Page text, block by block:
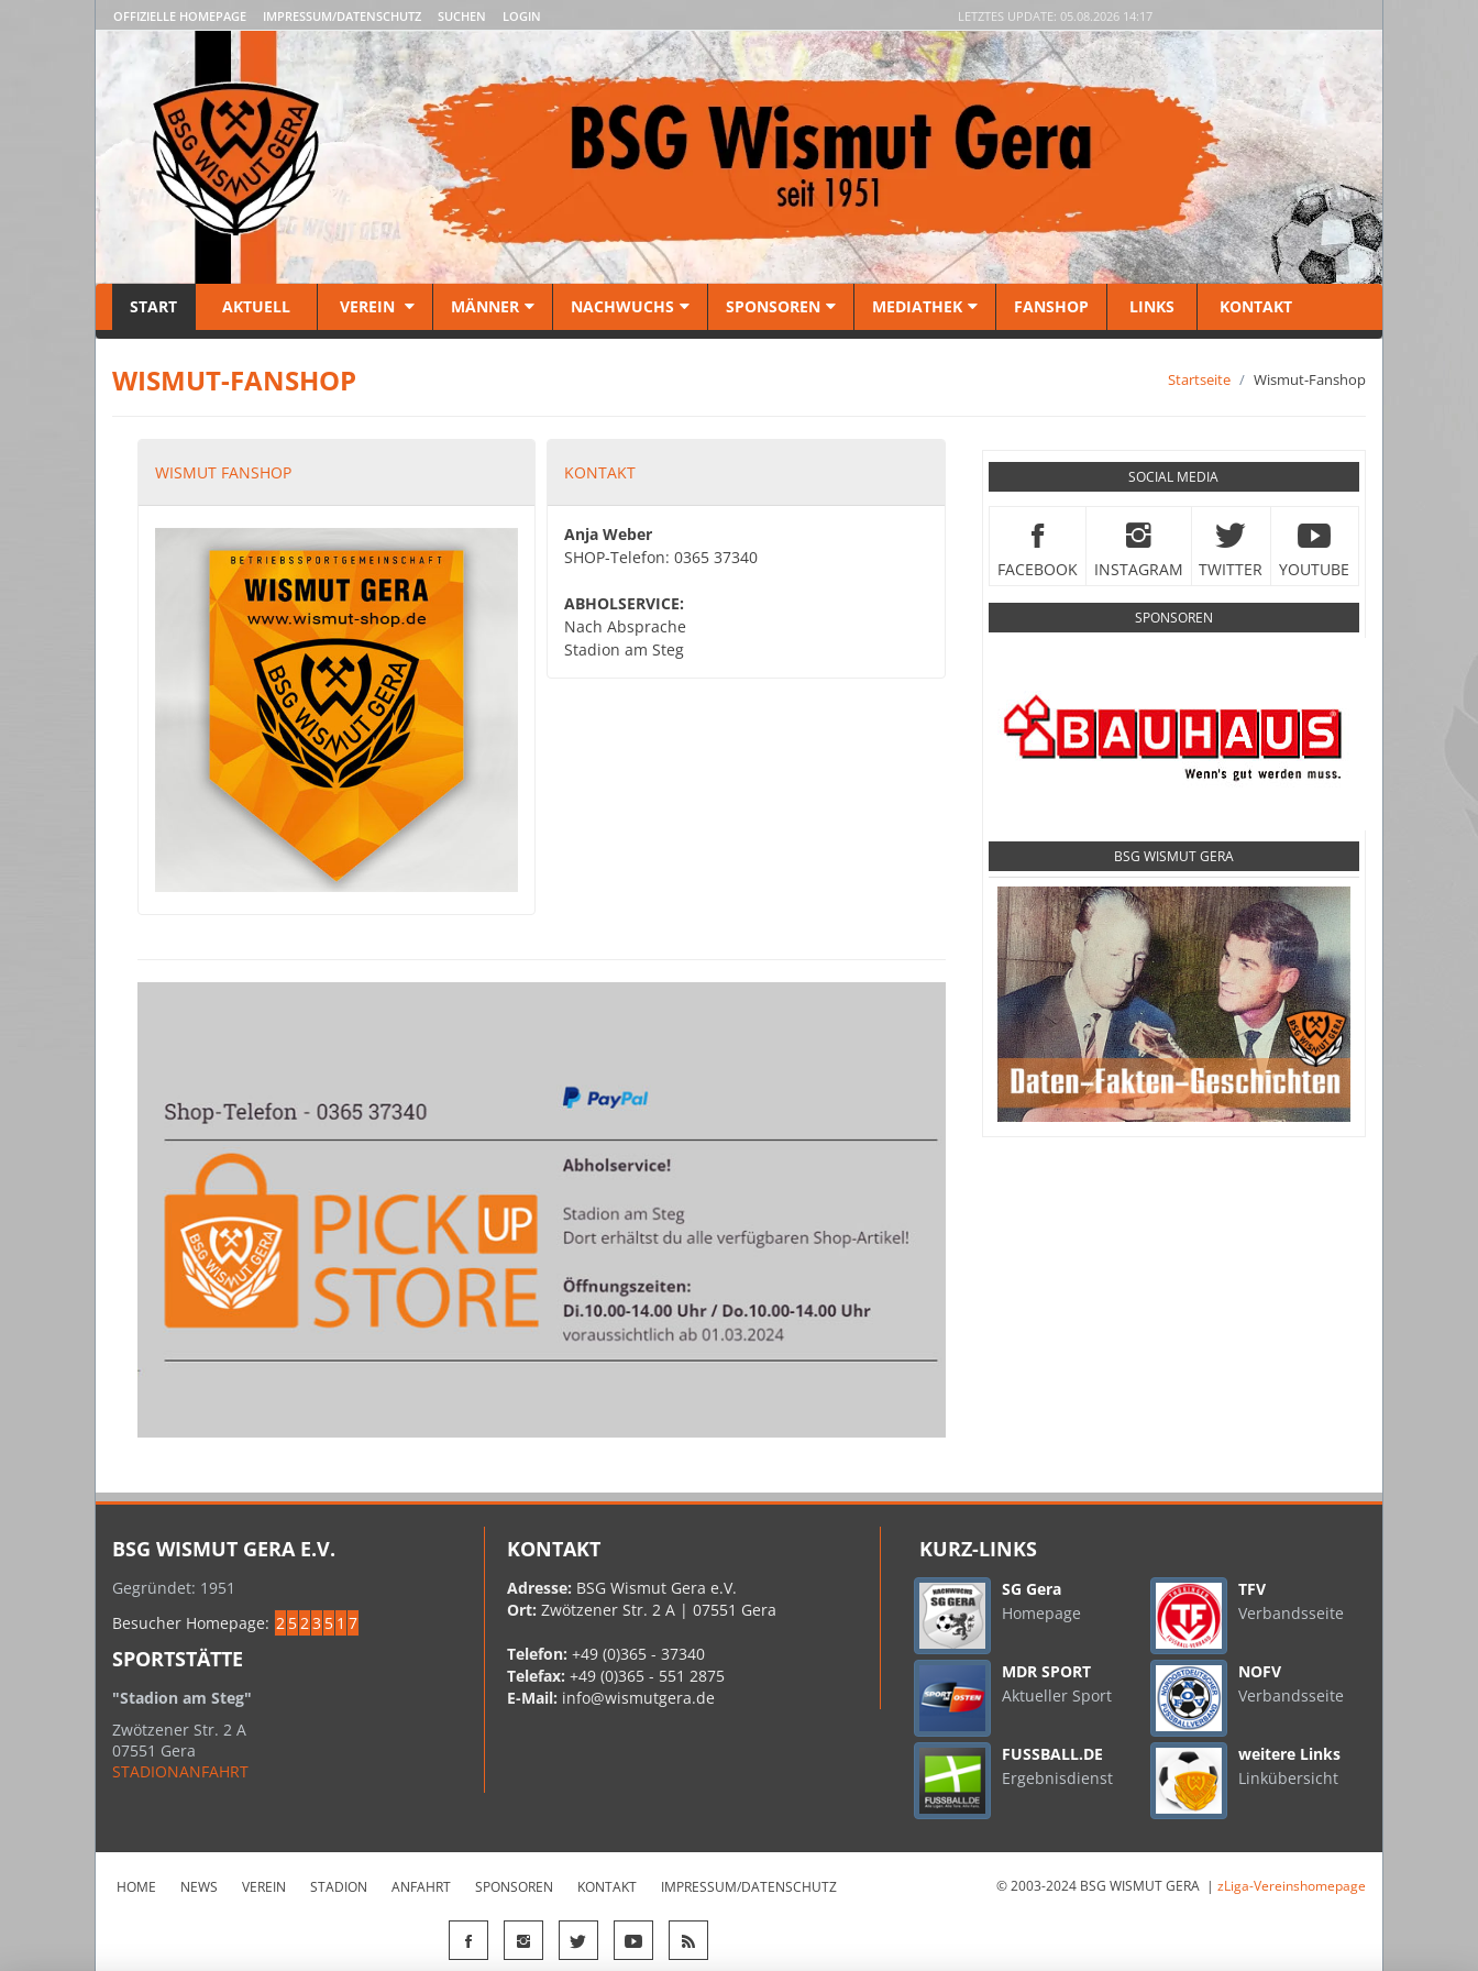
OFFIZIELLE HOMEPAGE IMPRESSUM/DATENSCHUTZ SUCHEN LOGIN LETZTES UPDATE: 05.08.2026 14:17
START AKTUELL VEREIN MÄNNER NACHWUCHS SPONSOREN MEDIATHEK FANSHOP LINKS KONTAKT
WISMUT-FANSHOP Startseite Wismut-Fanshop
WISMUT FANSHOP KONTAKT
Anja Weber
SHOP-Telefon: 0365 37340
ABHOLSERVICE:
Nach Absprache
Stadion am Steg
SOCIAL MEDIA
FACEBOOK INSTAGRAM TWITTER YOUTUBE
SPONSOREN
BSG WISMUT GERA
BSG WISMUT GERA E.V.
Gegründet: 1951
Besucher Homepage: 2 5 2 3 5 1 7
SPORTSTÄTTE
"Stadion am Steg"
Zwötzener Str. 2 A
07551 Gera
STADIONANFAHRT
KONTAKT
Adresse: BSG Wismut Gera e.V.
Ort:Zwötzener Str. 2 A | 07551 Gera
Telefon:+49 (0)365 - 37340
Telefax:+49 (0)365 - 551 2875
E-Mail: info@wismutgera.de
KURZ-LINKS
SG Gera
Homepage
MDR SPORT
Aktueller Sport
FUSSBALL.DE
Ergebnisdienst
TFV
Verbandsseite
NOFV
Verbandsseite
weitere Links
Linkübersicht
HOME NEWS VEREIN STADION ANFAHRT SPONSOREN KONTAKT IMPRESSUM/DATENSCHUTZ © 2003-2024 BSG WISMUT GERA | zLiga-Vereinshomepage